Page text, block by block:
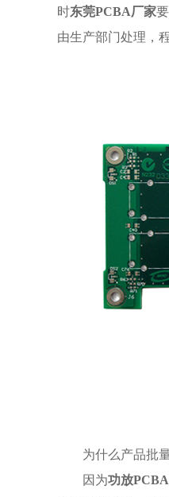
时东莞PCBA厂家
由生产部门处理，
为什么产品批
因为功放